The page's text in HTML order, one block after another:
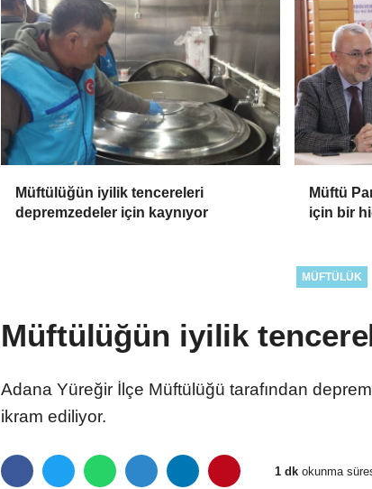
Müftülüğün iyilik tencereleri
depremzedeler için kaynıyor
Müftü
için bir
MÜFTÜLÜK
Müftülüğün iyilik
Adana Yüreğir İlçe Müftülüğü tarafından
ikram ediliyor.
1 dk okunma